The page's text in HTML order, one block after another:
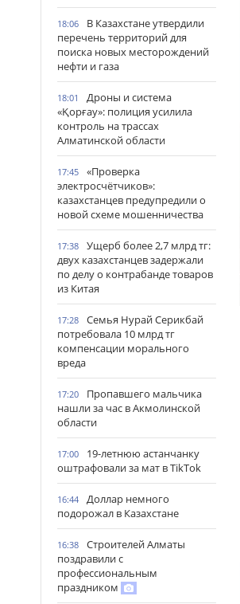
18:06
В Казахстане утвердили
перечень территорий для
поиска новых месторождений
нефти и газа
18:01
Дроны и система
«Қорғау»: полиция усилила
контроль на трассах
Алматинской области
17:45
«Проверка
электросчётчиков»:
казахстанцев предупредили о
новой схеме мошенничества
17:38
Ущерб более 2,7 млрд тг:
двух казахстанцев задержали
по делу о контрабанде товаров
из Китая
17:28
Семья Нурай Серикбай
потребовала 10 млрд тг
компенсации морального
вреда
17:20
Пропавшего мальчика
нашли за час в Акмолинской
области
17:00
19-летнюю астанчанку
оштрафовали за мат в TikTok
16:44
Доллар немного
подорожал в Казахстане
16:38
Строителей Алматы
поздравили с
профессиональным
праздником